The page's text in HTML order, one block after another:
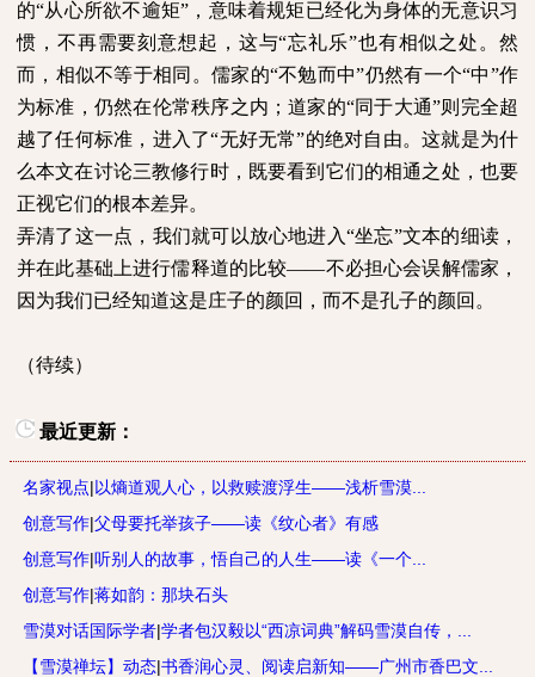
的“从心所欲不逾矩”，意味着规矩已经化为身体的无意识习
惯，不再需要刻意想起，这与“忘礼乐”也有相似之处。然
而，相似不等于相同。儒家的“不勉而中”仍然有一个“中”作
为标准，仍然在伦常秩序之内；道家的“同于大通”则完全超
越了任何标准，进入了“无好无常”的绝对自由。这就是为什
么本文在讨论三教修行时，既要看到它们的相通之处，也要
正视它们的根本差异。
弄清了这一点，我们就可以放心地进入“坐忘”文本的细读，
并在此基础上进行儒释道的比较——不必担心会误解儒家，
因为我们已经知道这是庄子的颜回，而不是孔子的颜回。
（待续）
最近更新：
名家视点|以熵道观人心，以救赎渡浮生——浅析雪漠...
创意写作|父母要托举孩子——读《纹心者》有感
创意写作|听别人的故事，悟自己的人生——读《一个...
创意写作|蒋如韵：那块石头
雪漠对话国际学者|学者包汉毅以“西凉词典”解码雪漠自传，...
【雪漠禅坛】动态|书香润心灵、阅读启新知——广州市香巴文...